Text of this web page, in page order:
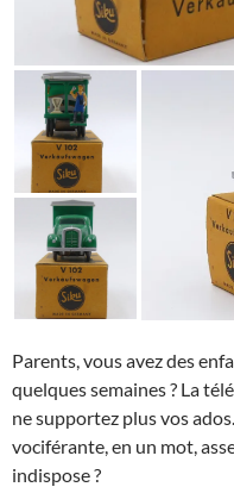
Parents, vous avez des
quelques semaines ? La
ne supportez plus vos
vociférante, en un mot,
indispose ?